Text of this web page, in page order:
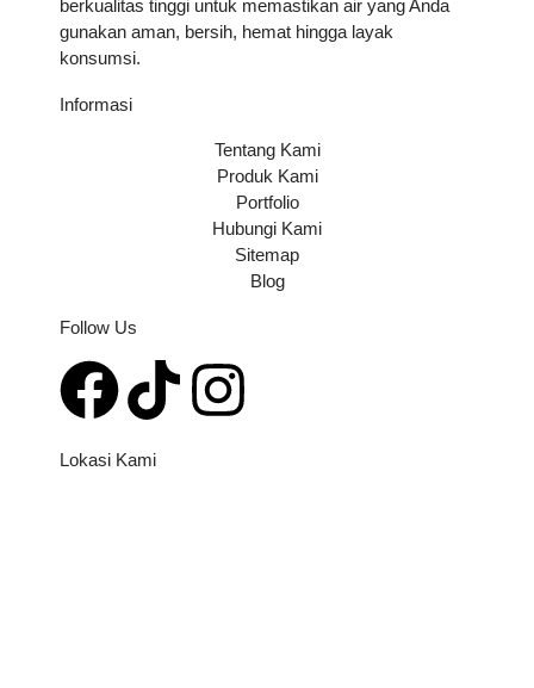
berkualitas tinggi untuk memastikan air yang Anda
gunakan aman, bersih, hemat hingga layak
konsumsi.
Informasi
Tentang Kami
Produk Kami
Portfolio
Hubungi Kami
Sitemap
Blog
Follow Us
Lokasi Kami